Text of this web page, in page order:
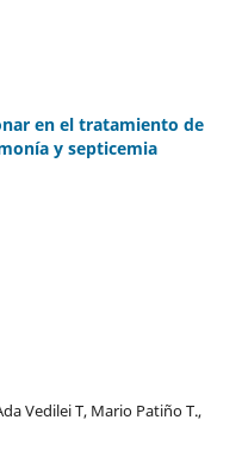
en el tratamiento de
y septicemia
Vedilei T, Mario Patiño T.,